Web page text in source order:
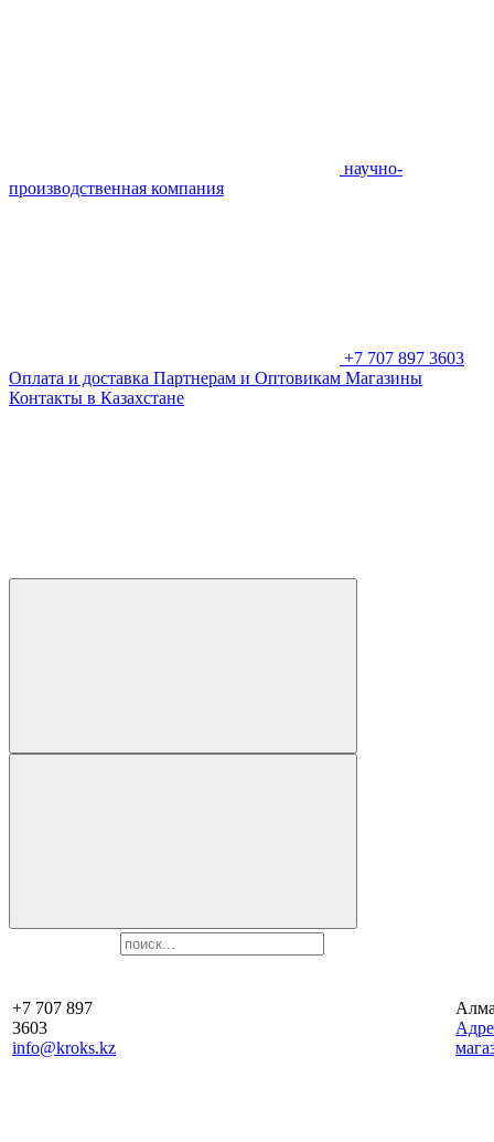
научно-
производственная компания
+7 707 897 3603
Оплата и доставка Партнерам и Оптовикам Магазины
Контакты в Казахстане
+7 707 897
3603
info@kroks.kz